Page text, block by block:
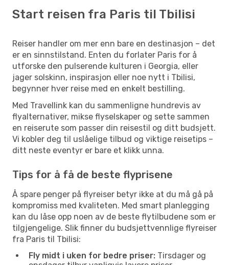
Start reisen fra Paris til Tbilisi
Reiser handler om mer enn bare en destinasjon – det
er en sinnstilstand. Enten du forlater Paris for å
utforske den pulserende kulturen i Georgia, eller
jager solskinn, inspirasjon eller noe nytt i Tbilisi,
begynner hver reise med en enkelt bestilling.
Med Travellink kan du sammenligne hundrevis av
flyalternativer, mikse flyselskaper og sette sammen
en reiserute som passer din reisestil og ditt budsjett.
Vi kobler deg til uslåelige tilbud og viktige reisetips –
ditt neste eventyr er bare et klikk unna.
Tips for å få de beste flyprisene
Å spare penger på flyreiser betyr ikke at du må gå på
kompromiss med kvaliteten. Med smart planlegging
kan du låse opp noen av de beste flytilbudene som er
tilgjengelige. Slik finner du budsjettvennlige flyreiser
fra Paris til Tbilisi:
Fly midt i uken for bedre priser: Tirsdager og